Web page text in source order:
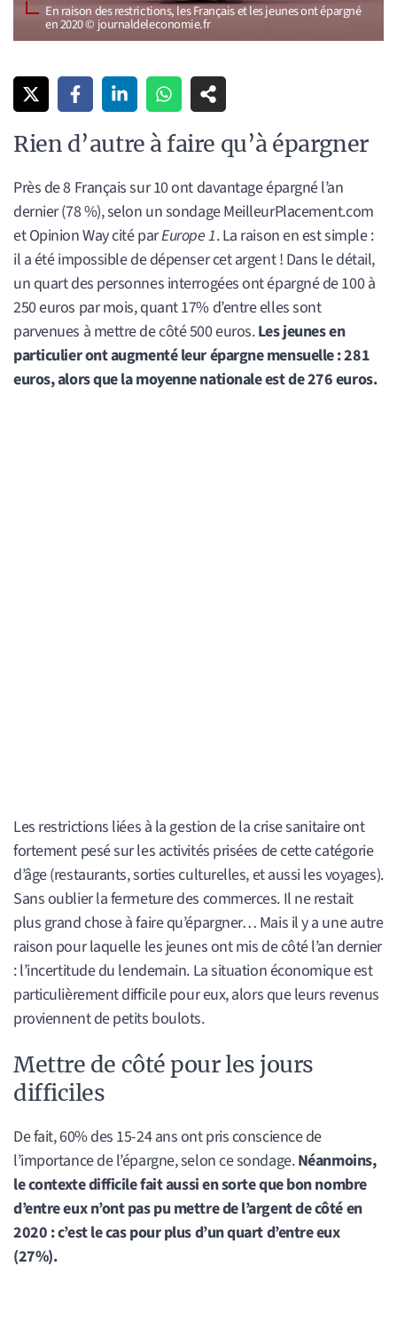
En raison des restrictions, les Français et les jeunes ont épargné
en 2020 © journaldeleconomie.fr
Rien d’autre à faire qu’à épargner
Près de 8 Français sur 10 ont davantage épargné l’an
dernier (78 %), selon un sondage MeilleurPlacement.com
et Opinion Way cité parEurope 1. La raison en est simple :
il a été impossible de dépenser cet argent ! Dans le détail,
un quart des personnes interrogées ont épargné de 100 à
250 euros par mois, quant 17% d’entre elles sont
parvenues à mettre de côté 500 euros.Les jeunes en
particulier ont augmenté leur épargne mensuelle : 281
euros, alors que la moyenne nationale est de 276 euros.
Les restrictions liées à la gestion de la crise sanitaire ont
fortement pesé sur les activités prisées de cette catégorie
d’âge (restaurants, sorties culturelles, et aussi les voyages).
Sans oublier la fermeture des commerces. Il ne restait
plus grand chose à faire qu’épargner… Mais il y a une autre
raison pour laquelle les jeunes ont mis de côté l’an dernier
: l’incertitude du lendemain. La situation économique est
particulièrement difficile pour eux, alors que leurs revenus
proviennent de petits boulots.
Mettre de côté pour les jours
difficiles
De fait, 60% des 15-24 ans ont pris conscience de
l’importance de l’épargne, selon ce sondage.Néanmoins,
le contexte difficile fait aussi en sorte que bon nombre
d’entre eux n’ont pas pu mettre de l’argent de côté en
2020 : c’est le cas pour plus d’un quart d’entre eux
(27%).